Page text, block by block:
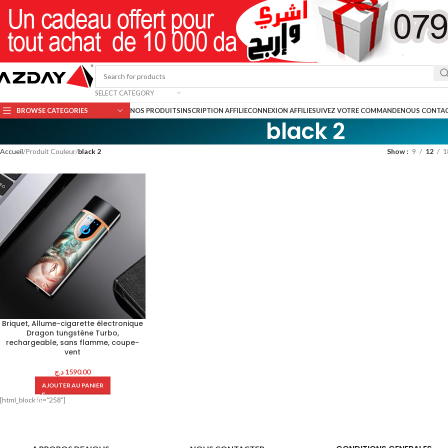
SELECT CATEGORY
BROWSE CATEGORIES NOS PRODUITSINSCRIPTION AFFILIECONNEXION AFFILIESUIVEZ VOTRE COMMANDENOUS
black 2
Accueil Produit Couleur black 2 Show 9 12
Briquet, Allume-cigarette électronique
Dragon tungstène Turbo,
rechargeable, sans flamme, coupe-
vent
1590.00 د.ج
AJOUTER AU PANIER
[html_block id="258"]